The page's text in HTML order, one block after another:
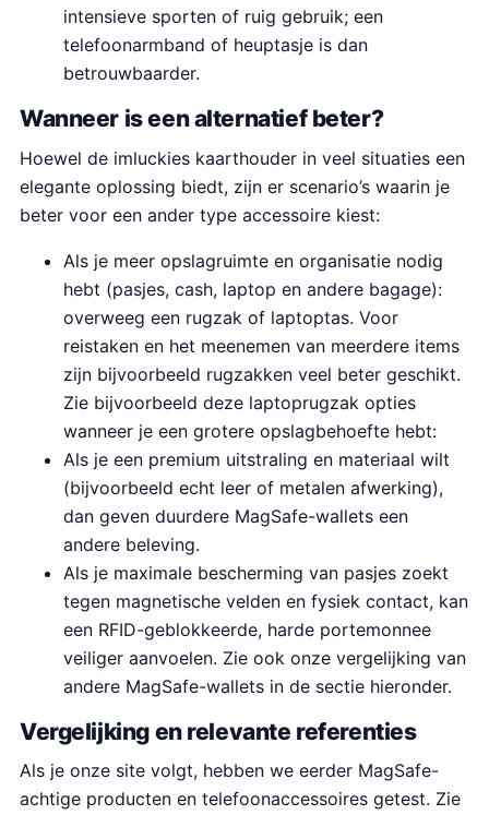
intensieve sporten of ruig gebruik; een
telefoonarmband of heuptasje is dan
betrouwbaarder.
Wanneer is een alternatief beter?
Hoewel de imluckies kaarthouder in veel situaties een
elegante oplossing biedt, zijn er scenario’s waarin je
beter voor een ander type accessoire kiest:
Als je meer opslagruimte en organisatie nodig
hebt (pasjes, cash, laptop en andere bagage):
overweeg een rugzak of laptoptas. Voor
reistaken en het meenemen van meerdere items
zijn bijvoorbeeld rugzakken veel beter geschikt.
Zie bijvoorbeeld deze laptoprugzak opties
wanneer je een grotere opslagbehoefte hebt:
Als je een premium uitstraling en materiaal wilt
(bijvoorbeeld echt leer of metalen afwerking),
dan geven duurdere MagSafe-wallets een
andere beleving.
Als je maximale bescherming van pasjes zoekt
tegen magnetische velden en fysiek contact, kan
een RFID-geblokkeerde, harde portemonnee
veiliger aanvoelen. Zie ook onze vergelijking van
andere MagSafe-wallets in de sectie hieronder.
Vergelijking en relevante referenties
Als je onze site volgt, hebben we eerder MagSafe-
achtige producten en telefoonaccessoires getest. Zie